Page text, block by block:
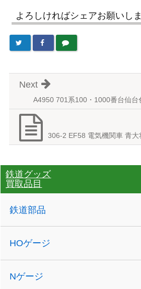
よろしければシェアお願いし
A4950 701系100・1000番台仙台
Next
306-2 EF58 電気機関車 青大
鉄道グッズ
買取品目
鉄道部品
HOゲージ
Nゲージ